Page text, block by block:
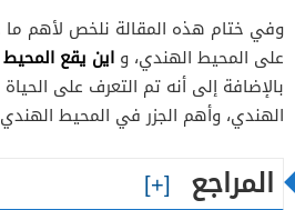
وفي ختام هذه المقالة نلخص لأهم ما
على المحيط الهندي، و اين يقع
بالإضافة إلى أنه تم التعرف على
الهندي، وأهم الجزر في المحيط
المراجع